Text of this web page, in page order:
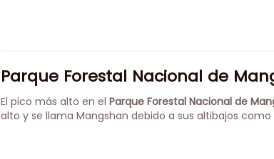
Parque Forestal Nacional de
El pico más alto en el Parque Forestal Nacional de
alto y se llama Mangshan debido a sus altibajos